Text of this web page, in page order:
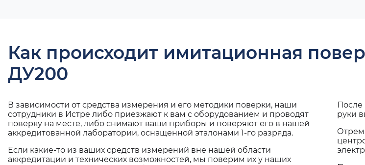
Как происходит имитационная
ДУ200
В зависимости от средства измерения и его методики поверки, наши
сотрудники в Истре либо приезжают к вам с оборудованием и проводят
поверку на месте, либо снимают ваши приборы и поверяют его в нашей
аккредитованной лаборатории, оснащенной эталонами 1-го разряда.
Если какие-то из ваших средств измерений вне нашей области
аккредитации и технических возможностей, мы поверим их у наших
руки